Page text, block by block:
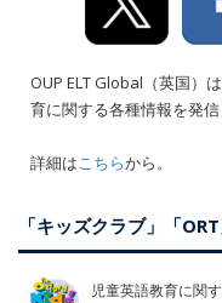
OUP ELT Global（英国）
育に関する各種情報を発信
詳細はこちらから。
「キッズクラブ」「
児童英語教育に関